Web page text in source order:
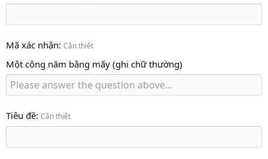
Mã xác nhận Cần thiết
Một cộng năm bằng mấy (ghi chữ thường)
Tiêu đề Cần thiết